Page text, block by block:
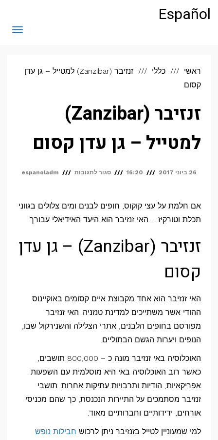
לתוכןEspañol
ראשי כללי
זנזיבר (Zanzibar) למטייל – גן עדן
קסום
זנזיבר (Zanzibar)
למטייל – גן עדן קסום
26 ביוני 2017 16:20 סגור לתגובות על
למטייל
גן
espanoladm
אם חלמת על עצי קוקוס, חופים לבנים ומים צלולים בגווני
תכלת וטורקיז – האי זנזיבר הוא היעד האידיאלי עבורך.
זנזיבר (Zanzibar) – גן עדן
קסום
האי זנזיבר הוא אחד מקבוצת איים קסומים באוקיינוס
ההודי אשר משתייכים למדינת טנזניה. האי זנזיבר
מפורסם בחופים הלבנים, אתרי הצלילה והשנירקול שבו,
הנופים ויערות הגשם הבתוליים.
האוכלוסיה באי זנזיבר מונה כ – 800,000 תושבים,
כאשר רוב האוכלוסיה באי היא מוסלמית עם השפעות
אפריקאיות, הודיות ותרבויות עתיקות אחרות. תושבי
זנזיבר מסתמכים על התיירות הנכנסת, כך שהם מכניסי
אורחים, ידידותיים וחברותיים מאוד.
למי שמעוניין לטייל בזנזיבר ניתן לרכוש חבילות נופש